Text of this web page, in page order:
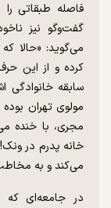
فاصله‌ طبقاتی
گفت‌وگو نیز
می‌گوید: «حالا
کرده و از این
سابقه‌ خانوادگی
مولوی تهران
مجری، با خنده
خانه پدرم در
می‌کند و به
در جامعه‌ای که